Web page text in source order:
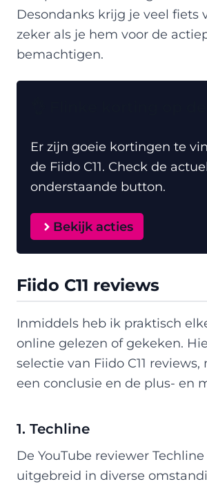
Desondanks krijg je veel fiets
zeker als je hem voor de
bemachtigen.
Er zijn goeie kortingen te
de Fiido C11. Check de
onderstaande button.
Bekijk acties
Fiido C11 reviews
Inmiddels heb ik praktisch
online gelezen of gekeken.
selectie van Fiido C11
een conclusie en de plus- en
1. Techline
De YouTube reviewer Techline
uitgebreid in diverse